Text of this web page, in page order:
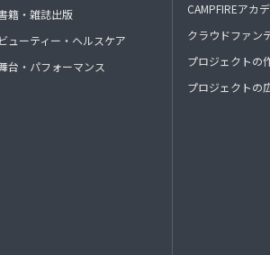
籍・雑誌出版
ビューティー・ヘルスケア
台・パフォーマンス
CAMPFIREアカ
クラウドファン
プロジェクトの
プロジェクトの